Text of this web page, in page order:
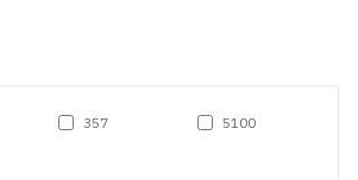
357 5100